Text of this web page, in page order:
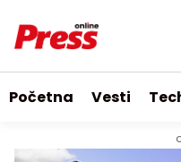
Početna Vesti